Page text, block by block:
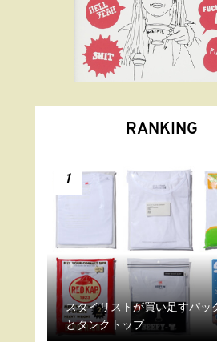
RANKING
1
スタイリストが買い足すパッ
とタンクトップ